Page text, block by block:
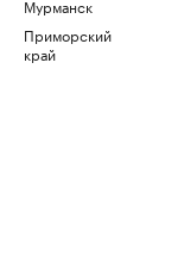
Мурманск
Приморский
край